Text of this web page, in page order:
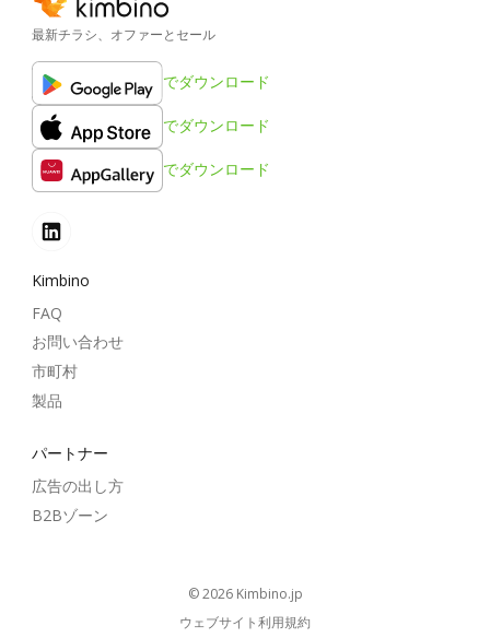
最新チラシ、オファーとセール
でダウンロード
でダウンロード
でダウンロード
Kimbino
FAQ
お問い合わせ
市町村
製品
パートナー
広告の出し方
B2Bゾーン
© 2026 kimbino.jp
ウェブサイト利用規約